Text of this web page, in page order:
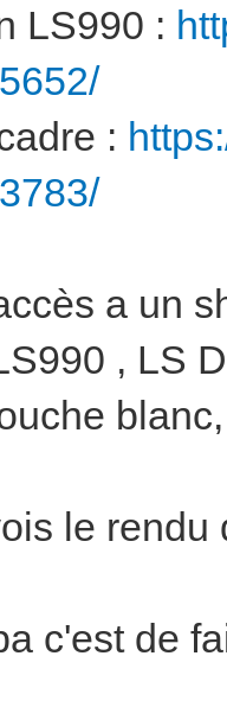
LS990 :
:
a un
, LS
le
c'est de